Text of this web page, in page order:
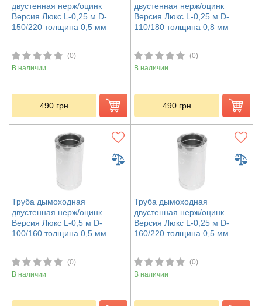
двустенная нерж/оцинк
Версия Люкс L-0,25 м D-
150/220 толщина 0,5 мм
(0)
В наличии
490 грн
двустенная нерж/оцинк
Версия Люкс L-0,25 м D-
110/180 толщина 0,8 мм
(0)
В наличии
490 грн
Труба дымоходная
двустенная нерж/оцинк
Версия Люкс L-0,5 м D-
100/160 толщина 0,5 мм
(0)
В наличии
Труба дымоходная
двустенная нерж/оцинк
Версия Люкс L-0,25 м D-
160/220 толщина 0,5 мм
(0)
В наличии